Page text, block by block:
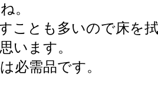
。
ことも多いので床を
います。
必需品です。